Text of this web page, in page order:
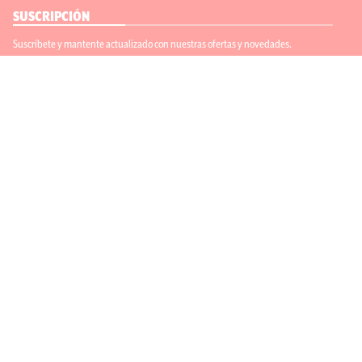
SUSCRIPCIÓN
Suscríbete y mantente actualizado con nuestras ofertas y novedades.